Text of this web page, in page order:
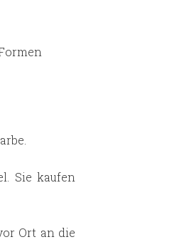
Sie kaufen
Ort an die